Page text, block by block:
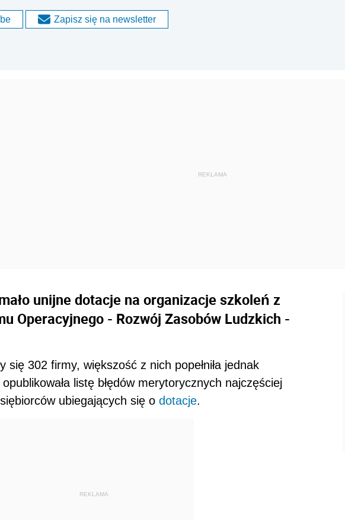
Zapisz się na newsletter
unijne dotacje na organizacje szkoleń z
Operacyjnego - Rozwój Zasobów Ludzkich -
się 302 firmy, większość z nich popełniła jednak
listę błędów merytorycznych najczęściej
ubiegających się o dotacje.
REKLAMA